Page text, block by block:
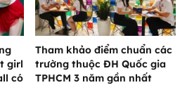
girl
có
Tham khảo điểm chuẩn các
trường thuộc ĐH Quốc gia
TPHCM 3 năm gần nhất